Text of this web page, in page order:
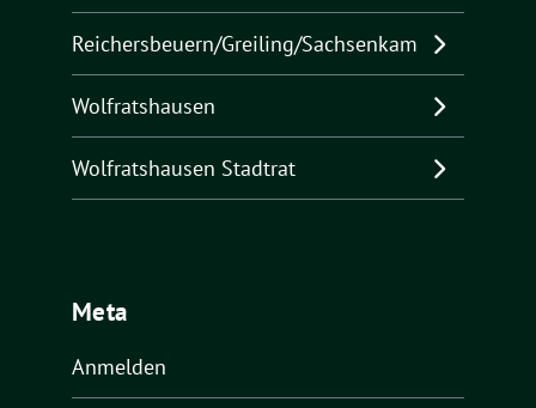
Reichersbeuern/Greiling/Sachsenkam
Wolfratshausen
Wolfratshausen Stadtrat
Meta
Anmelden